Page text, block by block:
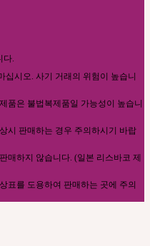
다.
십시오. 사기 거래의 위험이 높습니
품은 불법복제품일 가능성이 높습니
시 판매하는 경우 주의하시기 바랍
매하지 않습니다. (일본 리스바코 제
표를 도용하여 판매하는 곳에 주의